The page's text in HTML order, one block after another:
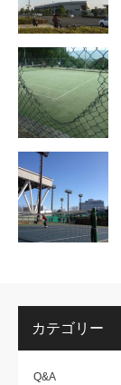
カテゴリー
Q&A